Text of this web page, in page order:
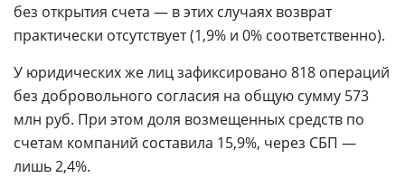
без открытия счета — в этих случаях возврат
практически отсутствует (1,9% и 0% соответственно).
У юридических же лиц зафиксировано 818 операций
без добровольного согласия на общую сумму 573
млн руб. При этом доля возмещенных средств по
счетам компаний составила 15,9%, через СБП —
лишь 2,4%.